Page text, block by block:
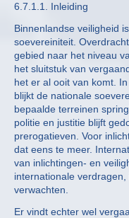
6.7.1.1. Inleiding
Binnenlandse veiligheid
soevereiniteit.
gebied naar het niveau
het sluitstuk van
het er al ooit van komt.
blijkt de nationale
bepaalde terreinen
politie en justitie blijft
prerogatieven. Voor
dat eens te meer.
van inlichtingen- en
internationale
verwachten.
Er vindt echter wel